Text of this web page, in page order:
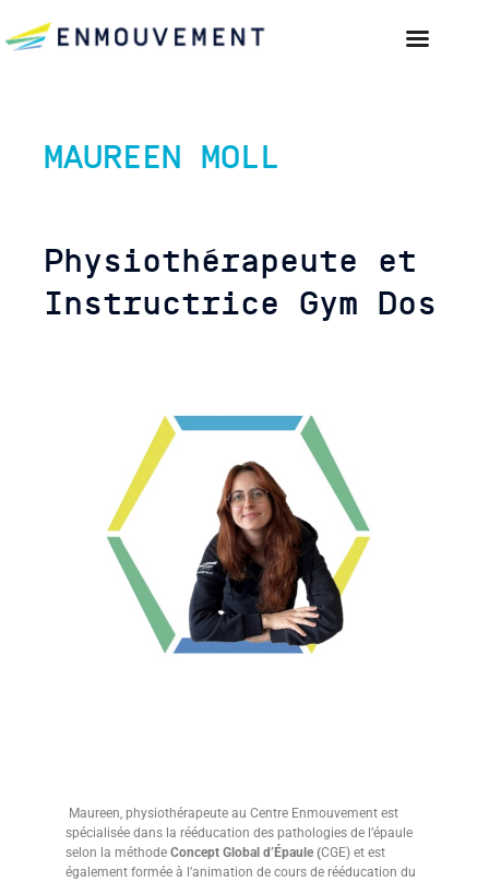
MAUREEN MOLL
Physiothérapeute et
Instructrice Gym Dos
Maureen, physiothérapeute au Centre Enmouvement est
spécialisée dans la rééducation des pathologies de l’épaule
selon la méthode Concept Global d’Épaule (CGE) et est
également formée à l’animation de cours de rééducation du